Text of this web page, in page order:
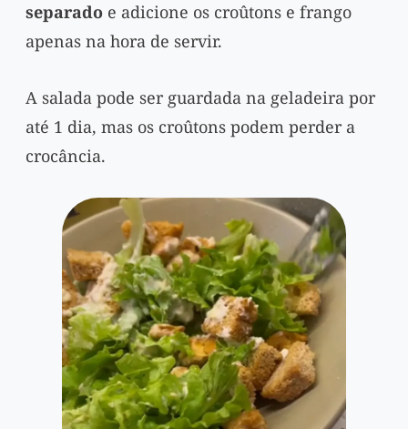
separado e adicione os croûtons e frango
apenas na hora de servir.
A salada pode ser guardada na geladeira por
até 1 dia, mas os croûtons podem perder a
crocância.